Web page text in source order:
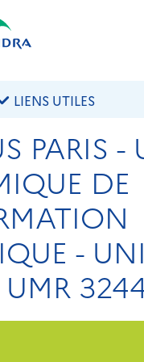
LIENS UTILES
PARIS -
DE
-